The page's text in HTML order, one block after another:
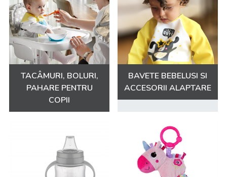
TACÂMURI, BOLURI,
PAHARE PENTRU
COPII
BAVETE BEBELUSI SI
ACCESORII ALAPTARE